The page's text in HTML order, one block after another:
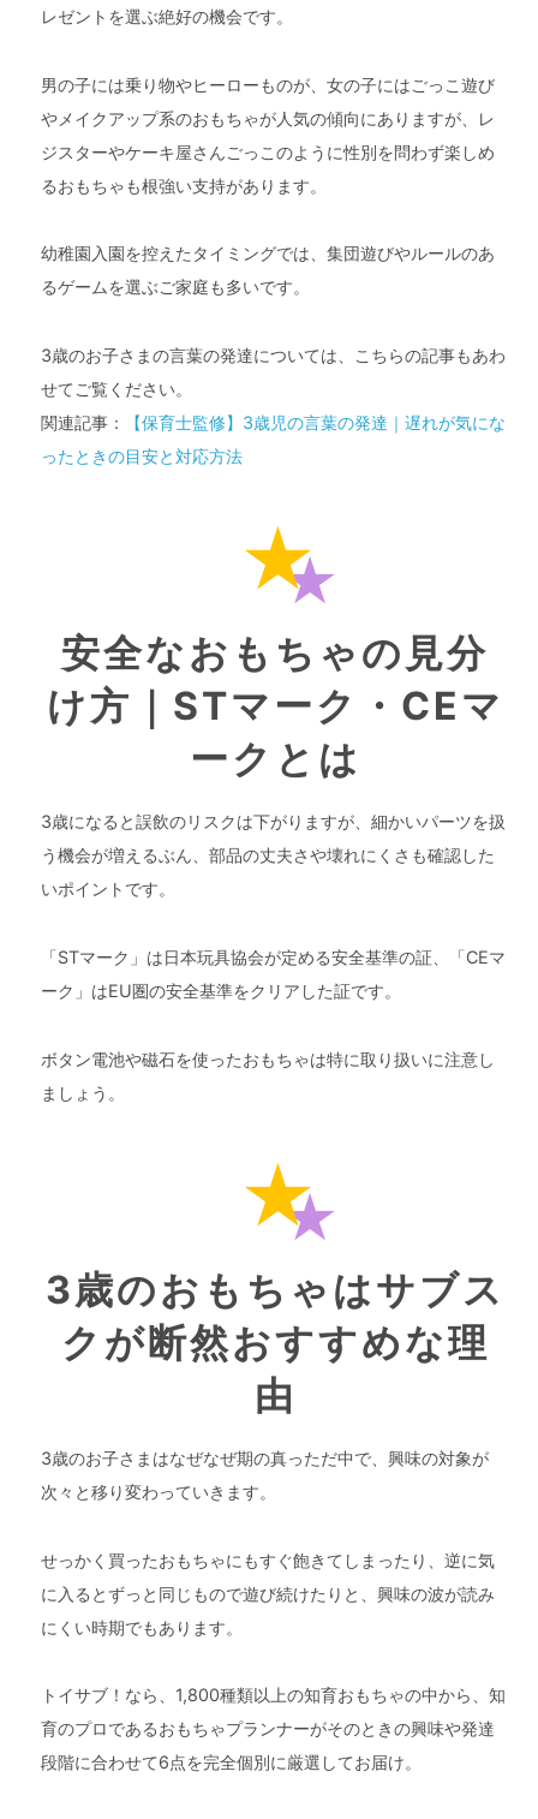
レゼントを選ぶ絶好の機会です。
男の子には乗り物やヒーローものが、女の子にはごっこ遊び
やメイクアップ系のおもちゃが人気の傾向にありますが、レ
ジスターやケーキ屋さんごっこのように性別を問わず楽しめ
るおもちゃも根強い支持があります。
幼稚園入園を控えたタイミングでは、集団遊びやルールのあ
るゲームを選ぶご家庭も多いです。
3歳のお子さまの言葉の発達については、こちらの記事もあわ
せてご覧ください。
関連記事：
【保育士監修】3歳児の言葉の発達｜遅れが気にな
ったときの目安と対応方法
安全なおもちゃの見分
け方｜STマーク・CEマ
ークとは
3歳になると誤飲のリスクは下がりますが、細かいパーツを扱
う機会が増えるぶん、部品の丈夫さや壊れにくさも確認した
いポイントです。
「STマーク」は日本玩具協会が定める安全基準の証、「CEマ
ーク」はEU圏の安全基準をクリアした証です。
ボタン電池や磁石を使ったおもちゃは特に取り扱いに注意し
ましょう。
3歳のおもちゃはサブス
クが断然おすすめな理
由
3歳のお子さまはなぜなぜ期の真っただ中で、興味の対象が
次々と移り変わっていきます。
せっかく買ったおもちゃにもすぐ飽きてしまったり、逆に気
に入るとずっと同じもので遊び続けたりと、興味の波が読み
にくい時期でもあります。
トイサブ！なら、1,800種類以上の知育おもちゃの中から、知
育のプロであるおもちゃプランナーがそのときの興味や発達
段階に合わせて6点を完全個別に厳選してお届け。